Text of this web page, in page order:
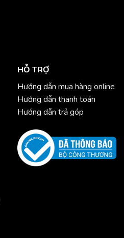
HỖ TRỢ
Hướng dẫn mua hàng online
Hướng dẫn thanh toán
Hướng dẫn trả góp